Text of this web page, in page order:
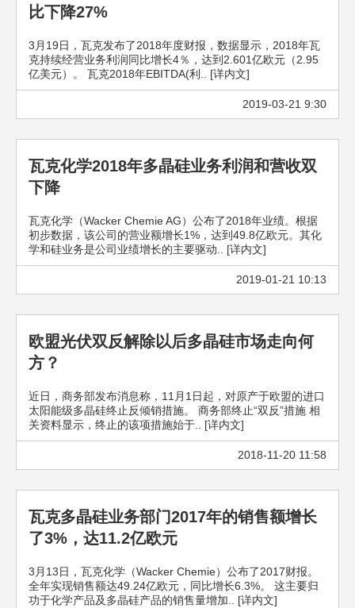
比下降27%
3月19日，瓦克发布了2018年度财报，数据显示，2018年瓦
克持续经营业务利润同比增长4％，达到2.601亿欧元（2.95
亿美元）。 瓦克2018年EBITDA(利.. [详内文]
2019-03-21 9:30
瓦克化学2018年多晶硅业务利润和营收双
下降
瓦克化学（Wacker Chemie AG）公布了2018年业绩。根据
初步数据，该公司的营业额增长1%，达到49.8亿欧元。其化
学和硅业务是公司业绩增长的主要驱动.. [详内文]
2019-01-21 10:13
欧盟光伏双反解除以后多晶硅市场走向何
方？
近日，商务部发布消息称，11月1日起，对原产于欧盟的进口
太阳能级多晶硅终止反倾销措施。 商务部终止“双反”措施 相
关资料显示，终止的该项措施始于.. [详内文]
2018-11-20 11:58
瓦克多晶硅业务部门2017年的销售额增长
了3%，达11.2亿欧元
3月13日，瓦克化学（Wacker Chemie）公布了2017财报。
全年实现销售额达49.24亿欧元，同比增长6.3%。 这主要归
功于化学产品及多晶硅产品的销售量增加.. [详内文]